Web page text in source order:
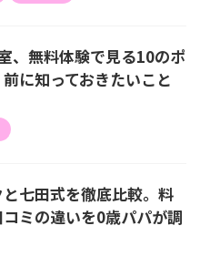
、無料体験で見る10のポ
に知っておきたいこと
七田式を徹底比較。料
ミの違いを0歳パパが調